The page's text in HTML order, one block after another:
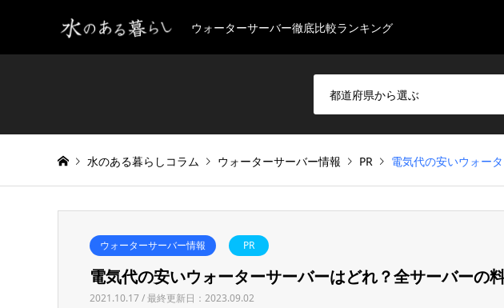
ウォーターサーバー徹底比較ランキング
水のある暮らしコラム ウォーターサーバー情報 PR 電気代の安いウォー
ウォーターサーバー情報 PR
電気代の安いウォーターサーバーはどれ？全サーバーの
2021.10.17 / 最終更新日：2023.09.02